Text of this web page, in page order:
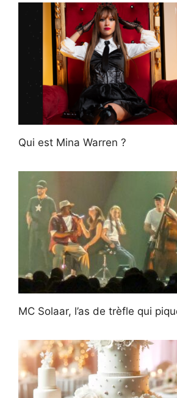
Qui est Mina Warren ?
MC Solaar, l’as de trèfle qui